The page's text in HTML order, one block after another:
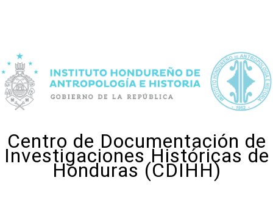
Centro de Documentación de
Investigaciones Históricas de
Honduras (CDIHH)